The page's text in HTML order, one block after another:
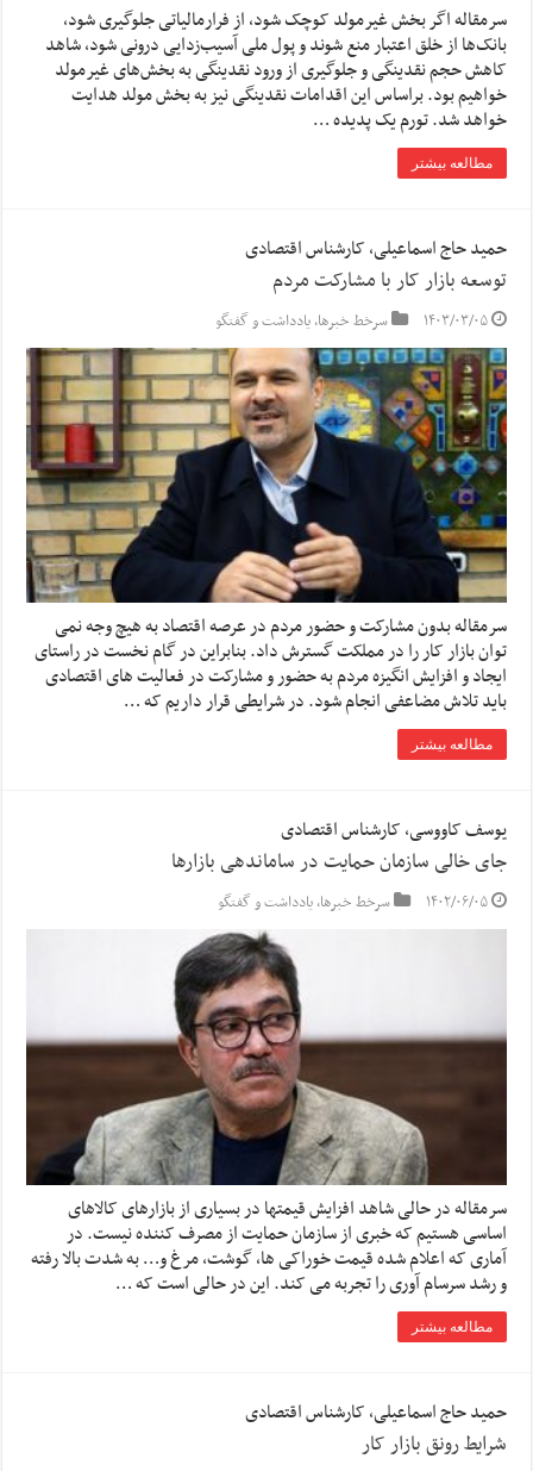
سرمقاله اگر بخش غیرمولد کوچک شود، از فرار‌مالیاتی جلوگیری شود،
بانک‌ها از خلق اعتبار منع شوند و پول ملی آسیب‌زدایی درونی شود، شاهد
کاهش حجم نقدینگی و جلوگیری از ورود نقدینگی به بخش‌های غیرمولد
خواهیم بود. براساس این اقدامات نقدینگی نیز به بخش مولد هدایت
خواهد شد. تورم یک پدیده …
مطالعه بیشتر
حمید حاج اسماعیلی، کارشناس اقتصادی
توسعه بازار کار با مشارکت مردم
۱۴۰۳/۰۳/۰۵ سرخط خبرها,یادداشت و گفتگو
سرمقاله بدون مشارکت و حضور مردم در عرصه اقتصاد به هیچ وجه نمی
توان بازار کار را در مملکت گسترش داد. بنابراین در گام نخست در راستای
ایجاد و افزایش انگیزه مردم به حضور و مشارکت در فعالیت های اقتصادی
باید تلاش مضاعفی انجام شود. در شرایطی قرار داریم که …
مطالعه بیشتر
یوسف کاووسی، کارشناس اقتصادی
جای خالی سازمان حمایت در ساماندهی بازارها
۱۴۰۲/۰۶/۰۵ سرخط خبرها,یادداشت و گفتگو
سرمقاله در حالی شاهد افزایش قیمتها در بسیاری از بازارهای کالاهای
اساسی هستیم که خبری از سازمان حمایت از مصرف کننده نیست. در
آماری که اعلام شده قیمت خوراکی ها، گوشت، مرغ و… به شدت بالا رفته
و رشد سرسام آوری را تجربه می کند. این در حالی است که …
مطالعه بیشتر
حمید حاج اسماعیلی، کارشناس اقتصادی
شرایط رونق بازار کار